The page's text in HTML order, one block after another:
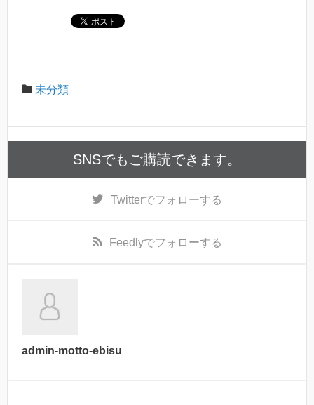
未分類
SNSでもご購読できます。
Twitterでフォローする
Feedlyでフォローする
admin-motto-ebisu